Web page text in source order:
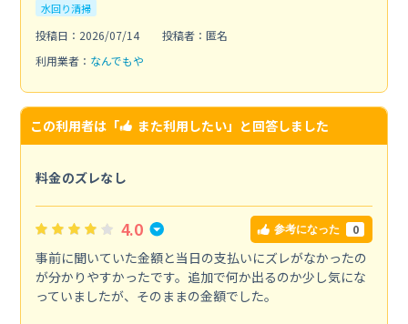
水回り清掃
投稿日：2026/07/14
投稿者：匿名
利用業者： なんでもや
この利用者は「 また利用したい」と回答しました
料金のズレなし
4.0 参考になった 0
事前に聞いていた金額と当日の支払いにズレがなかったの
が分かりやすかったです。追加で何か出るのか少し気にな
っていましたが、そのままの金額でした。